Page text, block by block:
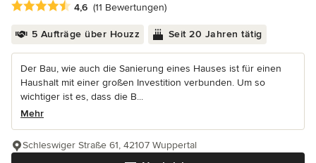
Durchschnittliche Bewertung: 4.6 von 5 Sternen
4,6 (11 Bewertungen)
5 Aufträge über Houzz Seit 20 Jahren tätig
Der Bau, wie auch die Sanierung eines Hauses ist für einen
Haushalt mit einer großen Investition verbunden. Um so
wichtiger ist es, dass die B...
Mehr
Schleswiger Straße 61, 42107 Wuppertal